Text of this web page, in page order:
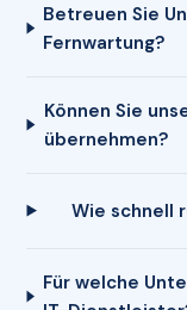
Betreuen Sie
Fernwartung?
Können Sie
übernehmen?
Wie schnell
Für welche